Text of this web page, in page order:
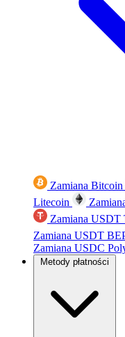
Zamiana Bitcoin
Litecoin
Zamiana USDT
Zamiana USDT
Zamiana USDC
Metody płatności